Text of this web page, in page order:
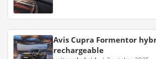
Avis Cupra Formentor
rechargeable